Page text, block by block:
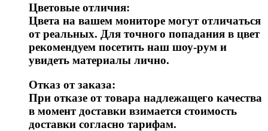
Цветовые отличия:
Цвета на вашем мониторе могут отличаться
от реальных. Для точного попадания в цвет
рекомендуем посетить наш шоу-рум и
увидеть материалы лично.
Отказ от заказа:
При отказе от товара надлежащего качества
в момент доставки взимается стоимость
доставки согласно тарифам.